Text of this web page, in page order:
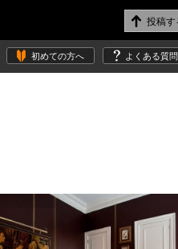
初めての方へ よくある質問